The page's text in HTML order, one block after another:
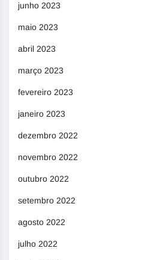
junho 2023
maio 2023
abril 2023
março 2023
fevereiro 2023
janeiro 2023
dezembro 2022
novembro 2022
outubro 2022
setembro 2022
agosto 2022
julho 2022